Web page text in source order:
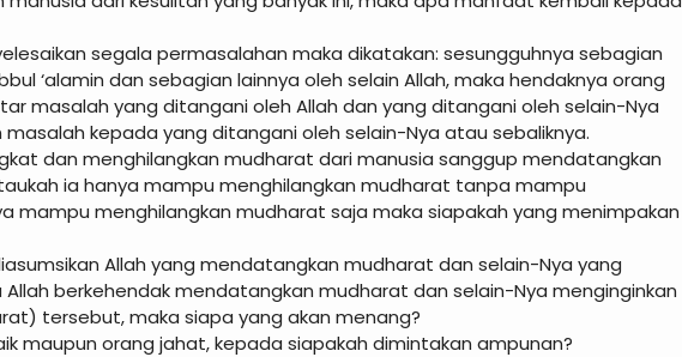
segala permasalahan maka dikatakan: sesungguhnya sebagian
‘alamin dan sebagian lainnya oleh selain Allah, maka hendaknya orang
masalah yang ditangani oleh Allah dan yang ditangani oleh selain-Nya
kepada yang ditangani oleh selain-Nya atau sebaliknya.
dan menghilangkan mudharat dari manusia sanggup mendatangkan
ia hanya mampu menghilangkan mudharat tanpa mampu
mampu menghilangkan mudharat saja maka siapakah yang menimpakan
Allah yang mendatangkan mudharat dan selain-Nya yang
berkehendak mendatangkan mudharat dan selain-Nya menginginkan
tersebut, maka siapa yang akan menang?
maupun orang jahat, kepada siapakah dimintakan ampunan?